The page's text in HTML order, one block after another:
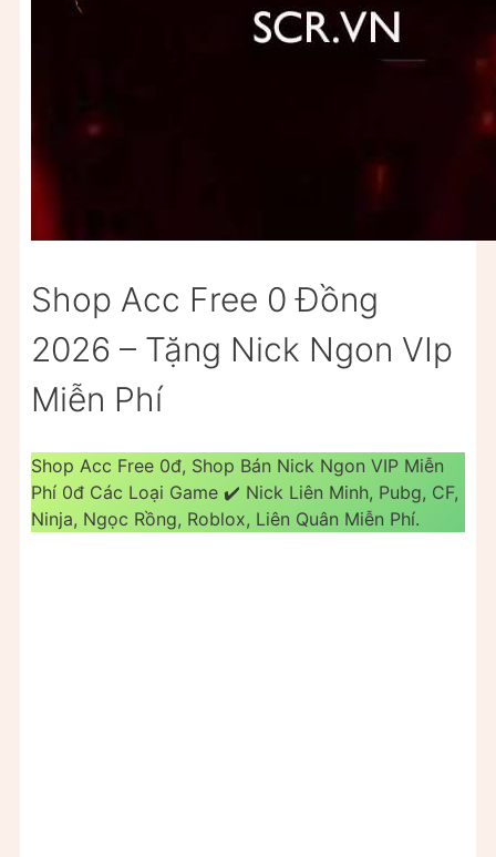
Shop Acc Free 0 Đồng
2026 – Tặng Nick Ngon VIp
Miễn Phí
Shop Acc Free 0đ, Shop Bán Nick Ngon VIP Miễn
Phí 0đ Các Loại Game ✔️ Nick Liên Minh, Pubg, CF,
Ninja, Ngọc Rồng, Roblox, Liên Quân Miễn Phí.